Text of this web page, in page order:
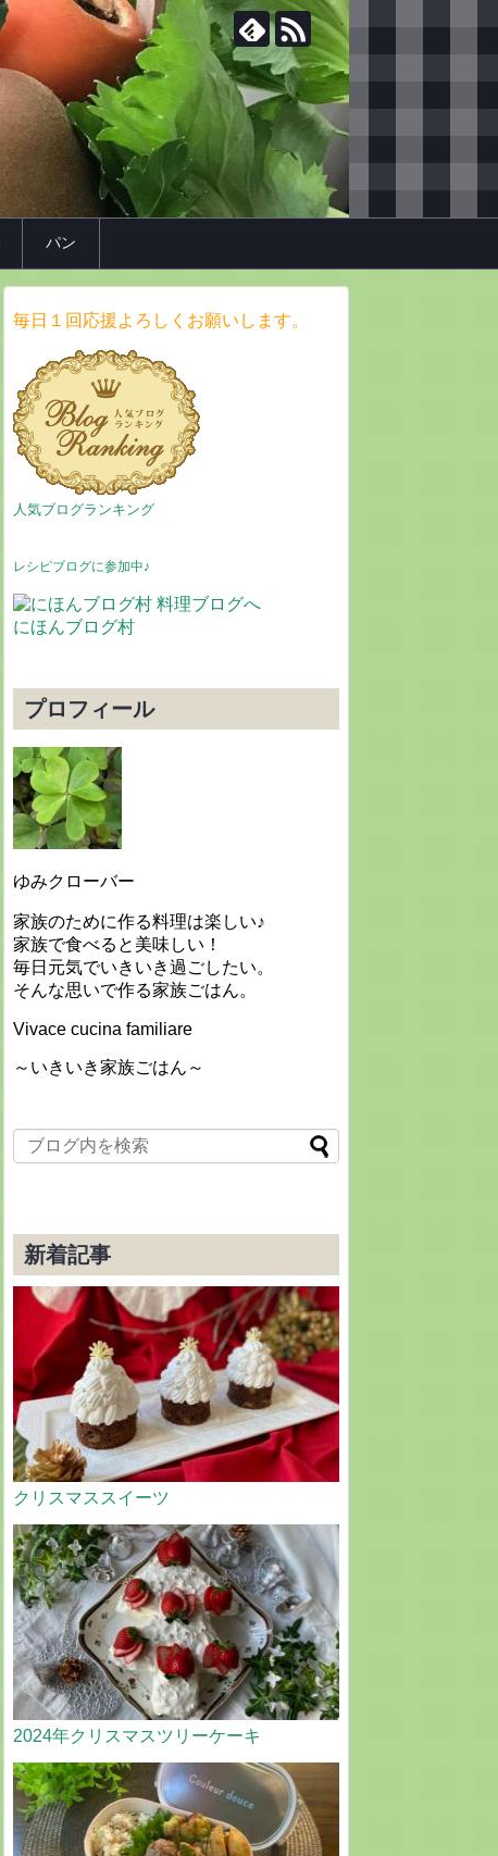
パン
毎日１回応援よろしくお願いします。
人気ブログランキング
レシピブログに参加中♪
にほんブログ村
プロフィール
ゆみクローバー
家族のために作る料理は楽しい♪
家族で食べると美味しい！
毎日元気でいきいき過ごしたい。
そんな思いで作る家族ごはん。
Vivace cucina familiare
～いきいき家族ごはん～
新着記事
クリスマススイーツ
2024年クリスマスツリーケーキ